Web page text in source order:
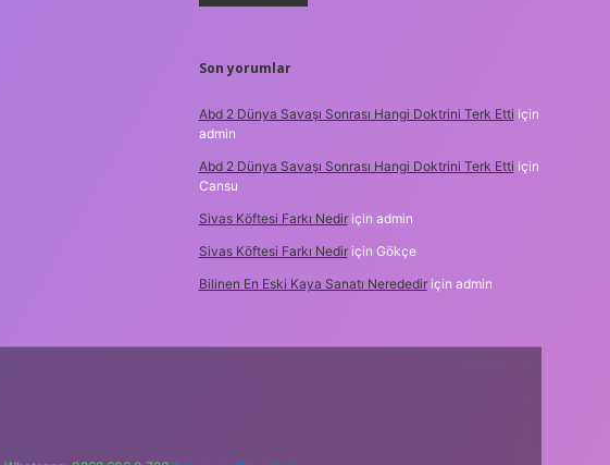
Son yorumlar
Abd 2 Dünya Savaşı Sonrası Hangi Doktrini Terk Etti için
admin
Abd 2 Dünya Savaşı Sonrası Hangi Doktrini Terk Etti için
Cansu
Sivas Köftesi Farkı Nediriçin admin
Sivas Köftesi Farkı Nediriçin Gökçe
Bilinen En Eski Kaya Sanatı Neredediriçin admin